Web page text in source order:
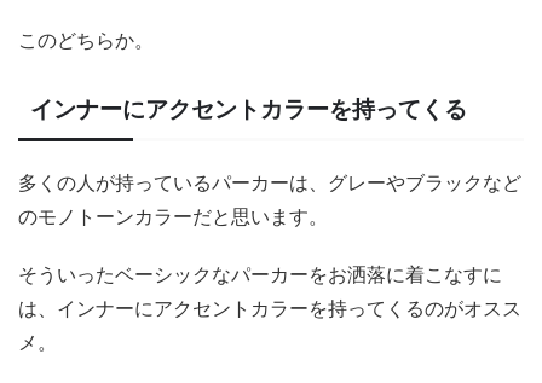
このどちらか。
インナーにアクセントカラーを持ってくる
多くの人が持っているパーカーは、グレーやブラックなど
のモノトーンカラーだと思います。
そういったベーシックなパーカーをお洒落に着こなすに
は、インナーにアクセントカラーを持ってくるのがオスス
メ。